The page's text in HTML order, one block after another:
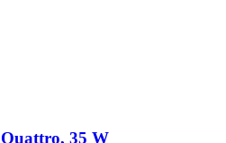
35 W